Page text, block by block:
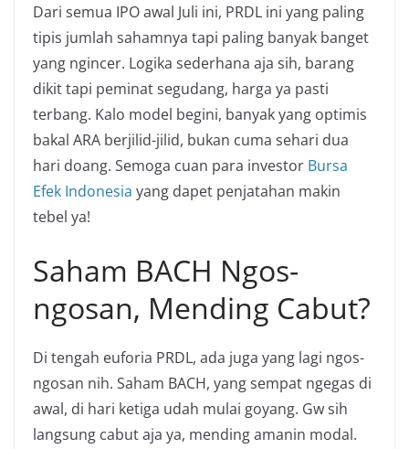
Dari semua IPO awal Juli ini, PRDL ini yang paling
tipis jumlah sahamnya tapi paling banyak banget
yang ngincer. Logika sederhana aja sih, barang
dikit tapi peminat segudang, harga ya pasti
terbang. Kalo model begini, banyak yang optimis
bakal ARA berjilid-jilid, bukan cuma sehari dua
hari doang. Semoga cuan para investor Bursa
Efek Indonesia yang dapet penjatahan makin
tebel ya!
Saham BACH Ngos-
ngosan, Mending Cabut?
Di tengah euforia PRDL, ada juga yang lagi ngos-
ngosan nih. Saham BACH, yang sempat ngegas di
awal, di hari ketiga udah mulai goyang. Gw sih
langsung cabut aja ya, mending amanin modal.